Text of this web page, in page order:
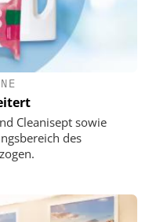
Cleanisept sowie
des